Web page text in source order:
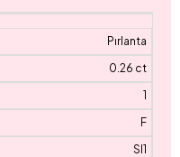
Pırlanta
0.26 ct
1
F
SI1